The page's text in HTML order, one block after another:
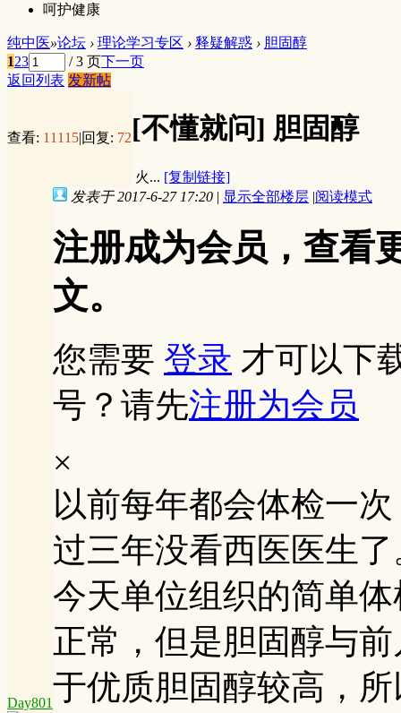
呵护健康
纯中医»论坛 › 理论学习专区 › 释疑解惑 › 胆固醇
123 / 3 页下一页
返回列表 发新帖
查看: 11115|回复: 72[不懂就问] 胆固醇
火... [复制链接]
Day801
发表于 2017-6-27 17:20 | 显示全部楼层 |阅读模式
注册成为会员，查看
文。
您需要 登录 才可以下
号？请先注册为会员
×
以前每年都会体检一
过三年没看西医医生了
今天单位组织的简单
正常，但是胆固醇与
于优质胆固醇较高，